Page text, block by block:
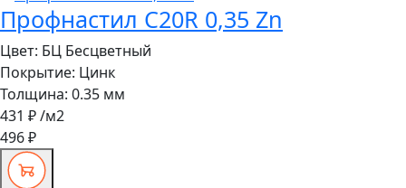
Профнастил C20R 0,35 Zn
Цвет: БЦ Бесцветный
Покрытие: Цинк
Толщина: 0.35 мм
431 ₽/м2
496 ₽